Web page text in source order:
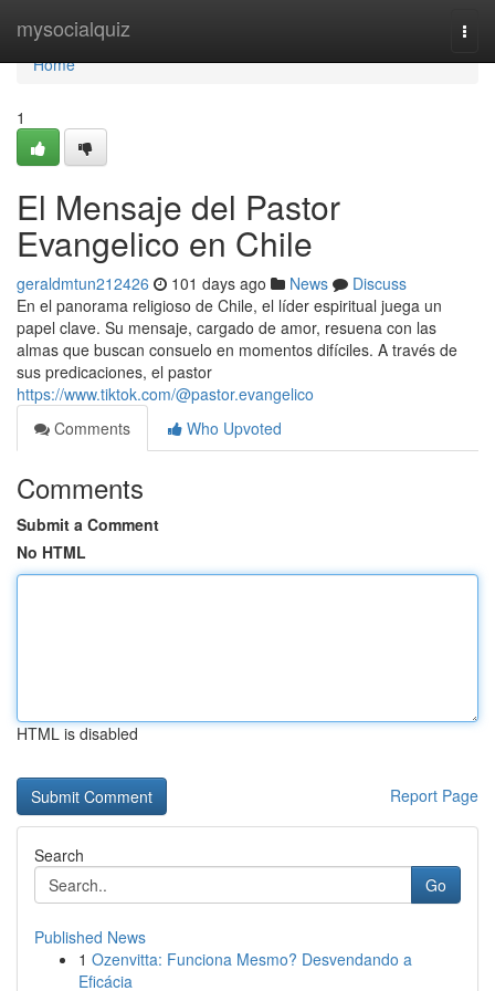
mysocialquiz
Home
Home
1
El Mensaje del Pastor
Evangelico en Chile
geraldmtun212426 101 days ago News
Discuss
En el panorama religioso de Chile, el líder espiritual juega un
papel clave. Su mensaje, cargado de amor, resuena con las
almas que buscan consuelo en momentos difíciles. A través de
sus predicaciones, el pastor
https://www.tiktok.com/@pastor.evangelico
Comments
Who Upvoted
Comments
Submit a Comment
No HTML
HTML is disabled
Report Page
Search
Go
Published News
1 Ozenvitta: Funciona Mesmo? Desvendando a
Eficácia